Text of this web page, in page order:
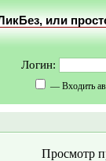
или
Логин:
— Входить
Просмотр